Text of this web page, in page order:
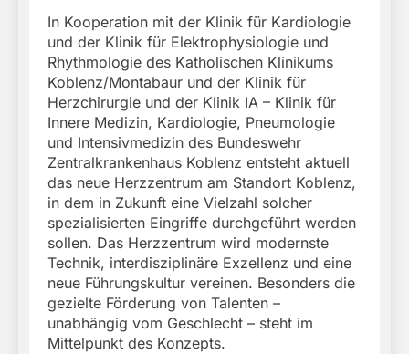
In Kooperation mit der Klinik für Kardiologie
und der Klinik für Elektrophysiologie und
Rhythmologie des Katholischen Klinikums
Koblenz/Montabaur und der Klinik für
Herzchirurgie und der Klinik IA – Klinik für
Innere Medizin, Kardiologie, Pneumologie
und Intensivmedizin des Bundeswehr
Zentralkrankenhaus Koblenz entsteht aktuell
das neue Herzzentrum am Standort Koblenz,
in dem in Zukunft eine Vielzahl solcher
spezialisierten Eingriffe durchgeführt werden
sollen. Das Herzzentrum wird modernste
Technik, interdisziplinäre Exzellenz und eine
neue Führungskultur vereinen. Besonders die
gezielte Förderung von Talenten –
unabhängig vom Geschlecht – steht im
Mittelpunkt des Konzepts.